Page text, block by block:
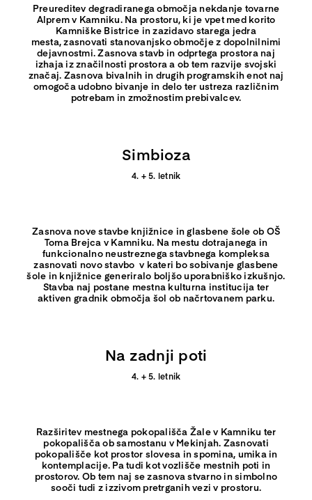
Preureditev degradiranega območja nekdanje tovarne
Alprem v Kamniku. Na prostoru, ki je vpet med korito
Kamniške Bistrice in zazidavo starega jedra
mesta,zasnovati stanovanjsko območje z dopolnilnimi
dejavnostmi.Zasnova stavb in odprtega prostora naj
izhaja iz značilnosti prostora a ob tem razvije svojski
značaj. Zasnova bivalnih in drugih programskih enot naj
omogoča udobno bivanje in delo ter ustreza različnim
potrebam in zmožnostim prebivalcev.
Simbioza
4. + 5. letnik
Zasnova nove stavbe knjižnice in glasbene šole ob OŠ
Toma Brejca v Kamniku. Na mestu dotrajanega in
funkcionalno neustreznega stavbnega kompleksa
zasnovati novo stavbo v kateri bo sobivanje glasbene
šole in knjižnice generiralo boljšo uporabniško izkušnjo.
Stavba naj postane mestna kulturna institucija ter
aktiven gradnik območja šol ob načrtovanem parku.
Na zadnji poti
4. + 5. letnik
Razširitev mestnega pokopališča Žale v Kamniku ter
pokopališča ob samostanu v Mekinjah. Zasnovati
pokopališče kot prostor slovesa in spomina, umika in
kontemplacije. Pa tudi kot vozlišče mestnih poti in
prostorov. Ob tem naj se zasnova stvarno in simbolno
sooči tudi z izzivom pretrganih vezi v prostoru.